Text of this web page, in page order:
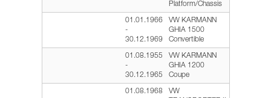
Platform/Chassis
01.01.1966
-
30.12.1969
VW KARMANN
GHIA 1500
Convertible
01.08.1955
-
30.12.1965
VW KARMANN
GHIA 1200
Coupe
01.08.1968
VW